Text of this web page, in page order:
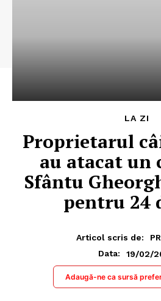
LA ZI
Proprietarul
au atacat un
Sfântu
pentru 24
Articol scris de:
Data:
19/02/
Adaugă-ne ca sursă